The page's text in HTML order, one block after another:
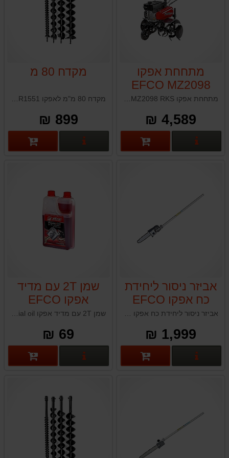
מתחחת אפקו
EFCO MZ2098
RKS
4,589 ₪
פרטים נוספים
מקדח 80 מ
899 ₪
פרטים נוספים
אביזר ניסור ליחידת
כח אפקו EFCO
DS3000D
אביזר ניסור ליחידת כח אפקו EFCO DS3000D תוצרת איטליה
1,999 ₪
פרטים נוספים
שמן 2T עם מדיד
אפקו EFCO
Special oil
שמן 2T עם מדיד אפקו EFCO Special oil תוצרת איטליה
69 ₪
פרטים נוספים